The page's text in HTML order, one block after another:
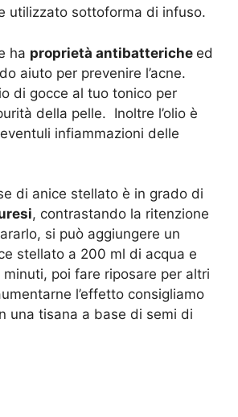
utilizzato sottoforma di infuso.
ha proprietà antibatteriche ed
aiuto per prevenire l’acne.
di gocce al tuo tonico per
della pelle. Inoltre l’olio è
infiammazioni delle
di anice stellato è in grado di
, contrastando la ritenzione
si può aggiungere un
stellato a 200 ml di acqua e
poi fare riposare per altri
l’effetto consigliamo
una tisana a base di semi di